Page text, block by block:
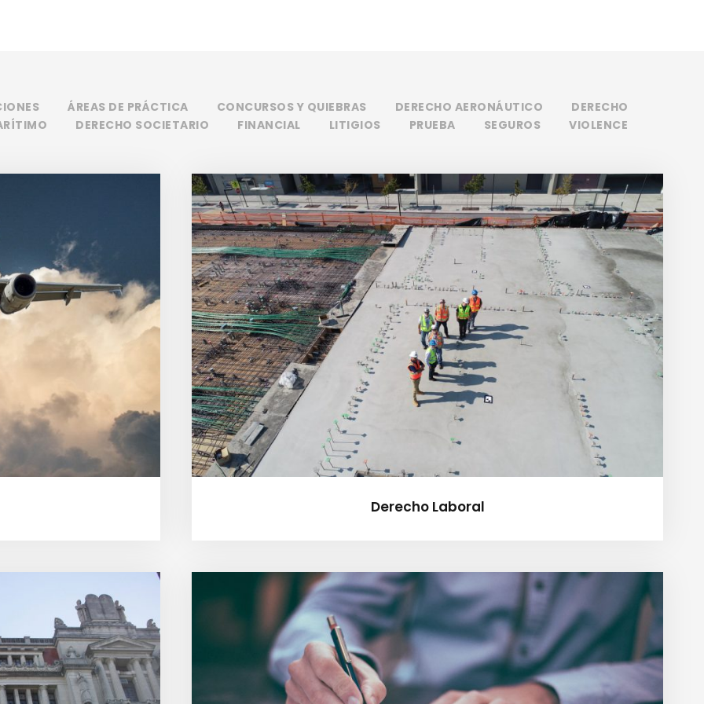
ÁREAS DE PRÁCTICA CONCURSOS Y QUIEBRAS DERECHO AERONÁUTICO
DERECHO
DERECHO SOCIETARIO FINANCIAL LITIGIOS PRUEBA SEGUROS VIOLENCE
Derecho Laboral
Derecho Laboral